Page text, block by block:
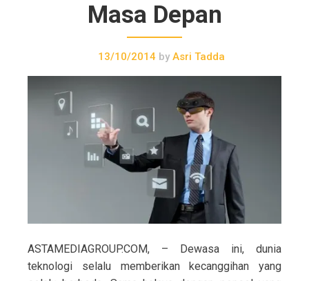
Masa Depan
13/10/2014 by Asri Tadda
ASTAMEDIAGROUP.COM, – Dewasa ini, dunia
teknologi selalu memberikan kecanggihan yang